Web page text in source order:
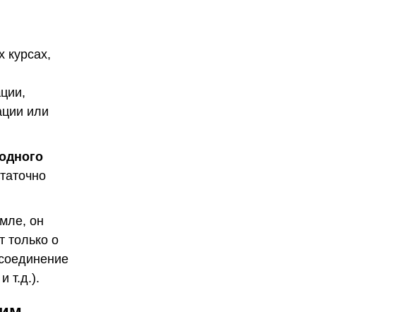
курсах,
или
он
только о
т.д.).